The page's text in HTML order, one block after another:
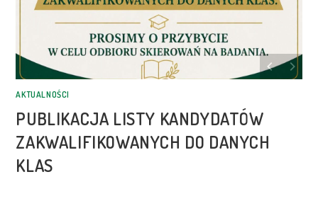
AKTUALNOŚCI
PUBLIKACJA LISTY KANDYDATÓW
ZAKWALIFIKOWANYCH DO DANYCH
KLAS